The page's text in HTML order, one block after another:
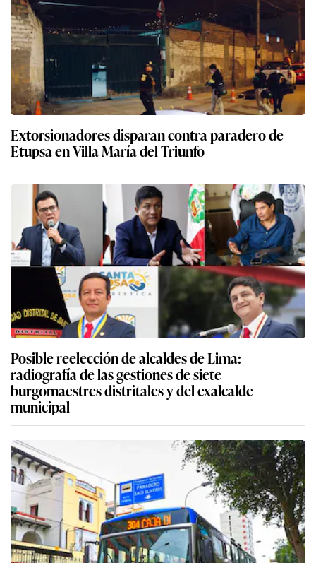
Extorsionadores disparan contra paradero de
Etupsa en Villa María del Triunfo
Posible reelección de alcaldes de Lima:
radiografía de las gestiones de siete
burgomaestres distritales y del exalcalde
municipal